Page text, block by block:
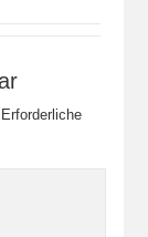
Erforderliche